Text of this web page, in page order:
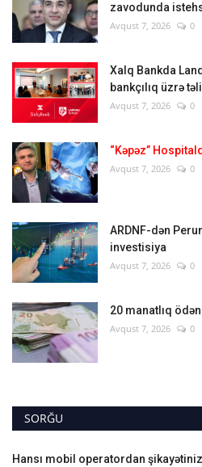
zavodunda
Avqust 7, 2026 0
Xalq Bankda
bankçılıq üzrə
Avqust 7, 2026 0
“Kəpəz”
Avqust 7, 2026 0
ARDNF-dən
investisiya
Avqust 7, 2026 0
20 manatlıq
Avqust 7, 2026 0
SORĞU
Hansı mobil operatordan